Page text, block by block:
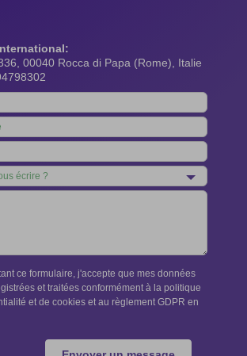
00040 Rocca di Papa (Rome), Italie
ce formulaire, j'accepte que mes données
et traitées conformément à la politique
et de cookies et au règlement GDPR en